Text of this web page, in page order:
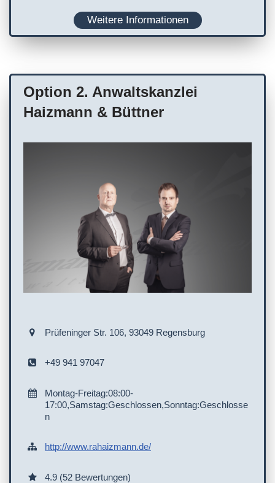
Ausstattung
Onlinetermine
Service/Leistungen vor Ort
WC
Terminvereinbarung empfohlen
Weitere Informationen
Option 2. Anwaltskanzlei
Haizmann & Büttner
Prüfeninger Str. 106, 93049 Regensburg
+49 941 97047
Montag-Freitag:08:00-
17:00,Samstag:Geschlossen,Sonntag:Geschlosse
n
http://www.rahaizmann.de/
4.9 (52 Bewertungen)